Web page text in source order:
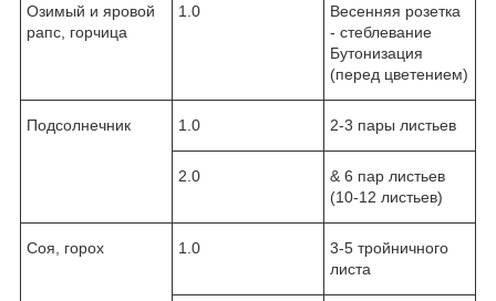
Озимый и яровой
рапс, горчица
1.0
Весенняя розетка
- стеблевание
Бутонизация
(перед цветением)
Подсолнечник 1.0 2-3 пары листьев
2.0
& 6 пар листьев
(10-12 листьев)
Соя, горох 1.0
3-5 тройничного
листа